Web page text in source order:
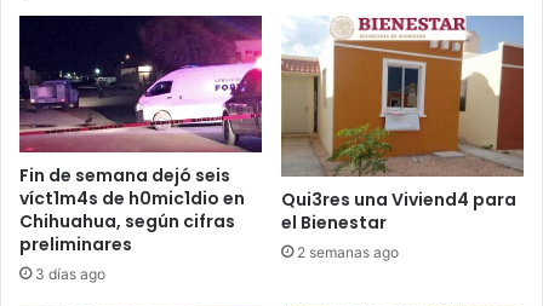
Fin de semana dejó seis
víct1m4s de h0mic1dio en
Chihuahua, según cifras
preliminares
3 días ago
Qui3res una Viviend4 para
el Bienestar
2 semanas ago